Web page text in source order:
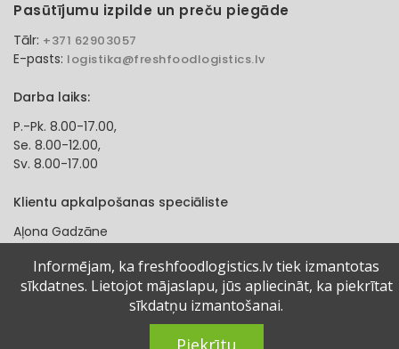
Pasūtījumu izpilde un preču piegāde
Tālr: +371 62903057
E-pasts: logistika@freshfoodlogistics.lv
Darba laiks:
P.-Pk. 8.00-17.00,
Se. 8.00-12.00,
Sv. 8.00-17.00
Klientu apkalpošanas speciāliste
Aļona Gadzāne
e-pasts:alona.gadzane@freshfoodlogistics.lv
© 2024 Fresh Food Logistics SIA. Visas tiesības aizsargātas.
Informējam, ka freshfoodlogistics.lv tiek izmantotas
sīkdatnes. Lietojot mājaslapu, jūs apliecināt, ka piekrītat
sīkdatņu izmantošanai.
Piekrītu